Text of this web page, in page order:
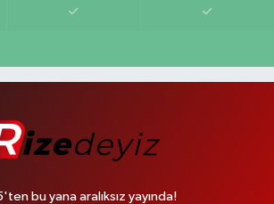
bu yana aralıksız yayında!